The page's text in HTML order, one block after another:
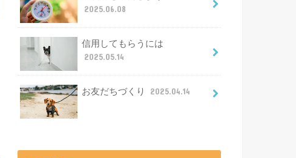
2025.06.08
信用してもらうには
2025.05.14
お友だちづくり 2025.04.14